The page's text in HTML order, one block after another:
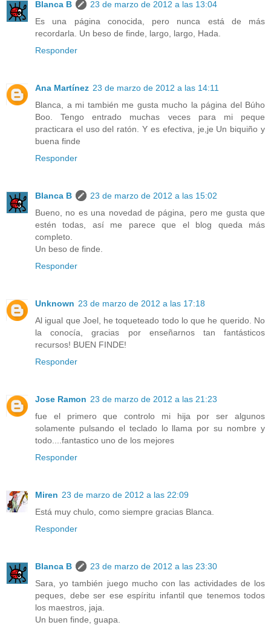
Blanca B
23 de marzo de 2012 a las 13:04
Es una página conocida, pero nunca está de más
recordarla. Un beso de finde, largo, largo, Hada.
Responder
Ana Martínez 23 de marzo de 2012 a las 14:11
Blanca, a mi también me gusta mucho la página del Búho
Boo. Tengo entrado muchas veces para mi peque
practicara el uso del ratón. Y es efectiva, je,je Un biquiño y
buena finde
Responder
Blanca B
23 de marzo de 2012 a las 15:02
Bueno, no es una novedad de página, pero me gusta que
estén todas, así me parece que el blog queda más
completo.
Un beso de finde.
Responder
Unknown 23 de marzo de 2012 a las 17:18
Al igual que Joel, he toqueteado todo lo que he querido. No
la conocía, gracias por enseñarnos tan fantásticos
recursos! BUEN FINDE!
Responder
Jose Ramon 23 de marzo de 2012 a las 21:23
fue el primero que controlo mi hija por ser algunos
solamente pulsando el teclado lo llama por su nombre y
todo....fantastico uno de los mejores
Responder
Miren 23 de marzo de 2012 a las 22:09
Está muy chulo, como siempre gracias Blanca.
Responder
Blanca B
23 de marzo de 2012 a las 23:30
Sara, yo también juego mucho con las actividades de los
peques, debe ser ese espíritu infantil que tenemos todos
los maestros, jaja.
Un buen finde, guapa.